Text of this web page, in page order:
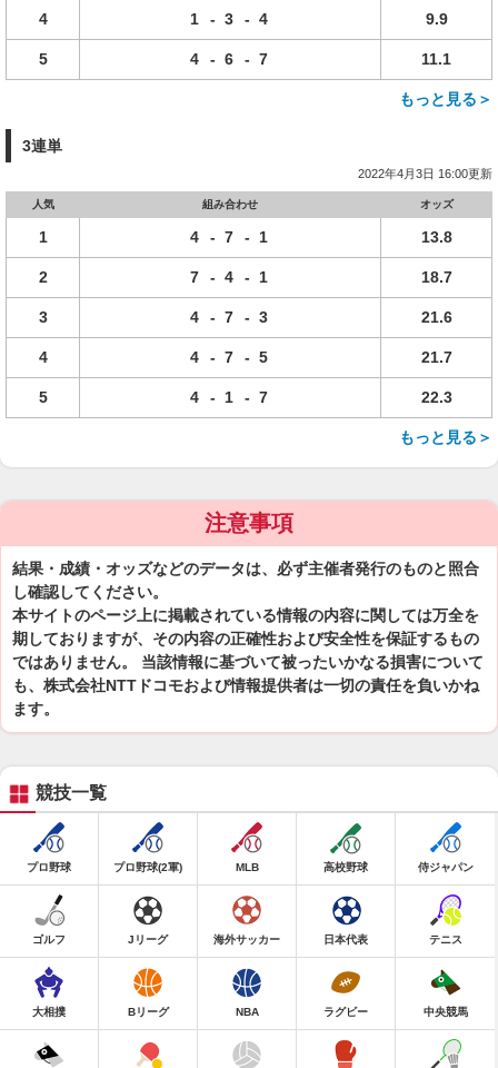
4 1 - 3 - 4 9.9
5 4 - 6 - 7 11.1
もっと見る＞
3連単
2022年4月3日 16:00更新
人気 組み合わせ オッズ
1 4 - 7 - 1 13.8
2 7 - 4 - 1 18.7
3 4 - 7 - 3 21.6
4 4 - 7 - 5 21.7
5 4 - 1 - 7 22.3
もっと見る＞
注意事項
結果・成績・オッズなどのデータは、必ず主催者発行のものと照合
し確認してください。
本サイトのページ上に掲載されている情報の内容に関しては万全を
期しておりますが、その内容の正確性および安全性を保証するもの
ではありません。 当該情報に基づいて被ったいかなる損害について
も、株式会社NTTドコモおよび情報提供者は一切の責任を負いかね
ます。
競技一覧
プロ野球 プロ野球(2軍) MLB 高校野球 侍ジャパン
ゴルフ Jリーグ 海外サッカー 日本代表 テニス
大相撲 Bリーグ NBA ラグビー 中央競馬